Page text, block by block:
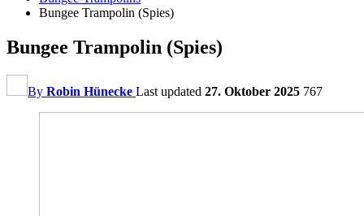
Bungee Trampolin (Spies)
Bungee Trampolin (Spies)
By Robin Hünecke Last updated 27. Oktober 2025 767